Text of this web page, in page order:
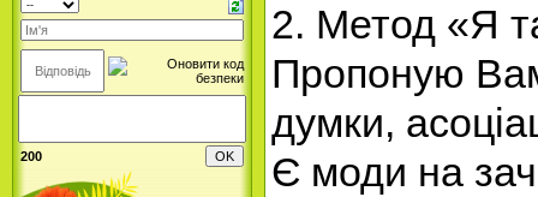
200
2. Метод «Я
Пропоную
думки,
Є моди на